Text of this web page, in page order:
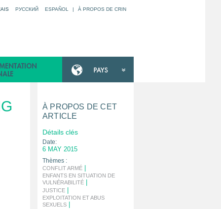
РУССКИЙ ESPAÑOL | À PROPOS DE CRIN
À PROPOS DE CET
ARTICLE
Détails clés
Date:
6 MAY 2015
Thèmes :
CONFLIT ARMÉ
ENFANTS EN SITUATION DE
VULNÉRABILITÉ
JUSTICE
EXPLOITATION ET ABUS
SEXUELS